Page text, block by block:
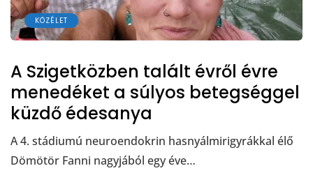
KÖZÉLET
A Szigetközben talált évről évre
menedéket a súlyos betegséggel
küzdő édesanya
A 4. stádiumú neuroendokrin hasnyálmirigyrákkal élő
Dömötör Fanni nagyjából egy éve…